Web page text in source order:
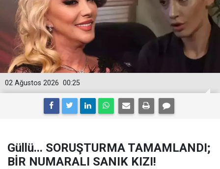
00:25
02 Ağustos 2026
Güllü... SORUŞTURMA TAMAMLANDI;
BİR NUMARALI SANIK KIZI!